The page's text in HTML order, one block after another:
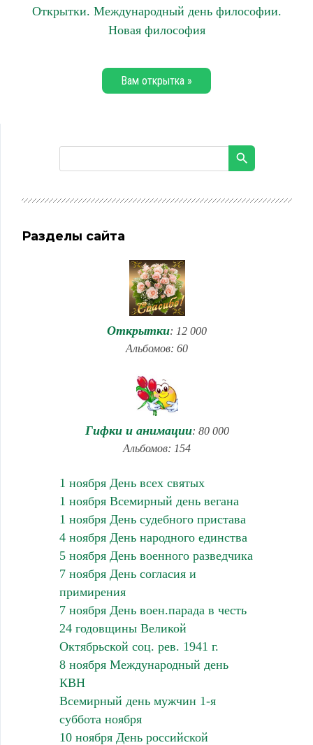
Открытки. Международный день философии.
Новая философия
Вам открытка »
Разделы сайта
Открытки: 12 000
Альбомов: 60
Гифки и анимации: 80 000
Альбомов: 154
1 ноября День всех святых
1 ноября Всемирный день вегана
1 ноября День судебного пристава
4 ноября День народного единства
5 ноября День военного разведчика
7 ноября День согласия и
примирения
7 ноября День воен.парада в честь
24 годовщины Великой
Октябрьской соц. рев. 1941 г.
8 ноября Международный день
КВН
Всемирный день мужчин 1-я
суббота ноября
10 ноября День российской